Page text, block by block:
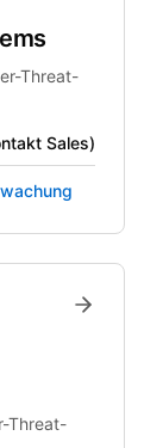
Threat-
Sales)
Threat-